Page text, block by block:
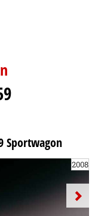
Sportwagon
2008